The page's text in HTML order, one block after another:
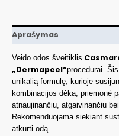
50ml
CASA16002
Aprašymas
Veido odos šveitiklis
„Dermapeel“procedūrai.
unikalią formulę, kurioje
kombinacijos dėka, priemonė
atnaujinančiu, atgaivinančiu
Rekomenduojama siekiant
atkurti odą.